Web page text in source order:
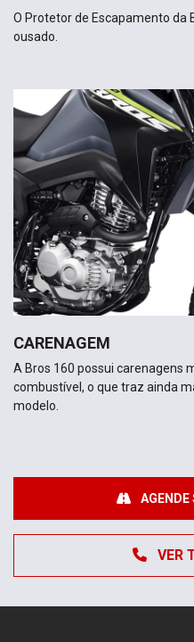
O Protetor de Escapamento da
ousado.
CARENAGEM
A Bros 160 possui carenagens
combustível, o que traz ainda
modelo.
VER
AGENDE